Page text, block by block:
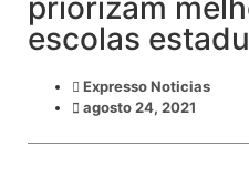
priorizam
escolas
Expresso Noticias
agosto 24, 2021